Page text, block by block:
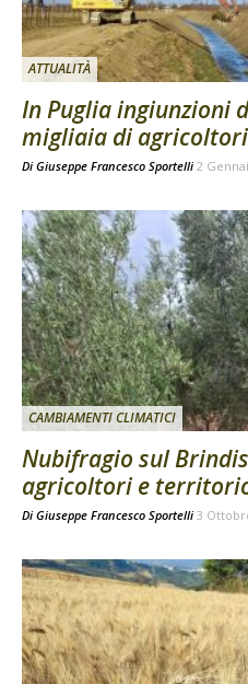
ATTUALITÀ
In Puglia ingiunzioni
migliaia di
Di Giuseppe Francesco Sportelli 2
CAMBIAMENTI CLIMATICI
Nubifragio sul
agricoltori e
Di Giuseppe Francesco Sportelli 3